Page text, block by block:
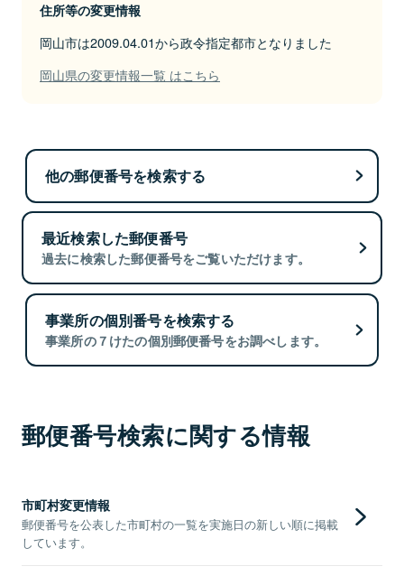
住所等の変更情報
岡山市は2009.04.01から政令指定都市となりました
岡山県の変更情報一覧 はこちら
他の郵便番号を検索する
最近検索した郵便番号
過去に検索した郵便番号をご覧いただけます。
事業所の個別番号を検索する
事業所の７けたの個別郵便番号をお調べします。
郵便番号検索に関する情報
市町村変更情報
郵便番号を公表した市町村の一覧を実施日の新しい順に掲載
しています。